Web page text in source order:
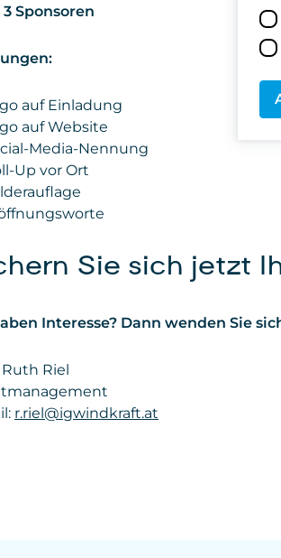
3 Sponsoren
auf Einladung
auf Website
Media-Nennung
Up vor Ort
Sie sich jetzt
Interesse? Dann wenden Sie
Ruth Riel
r.riel@igwindkraft.at